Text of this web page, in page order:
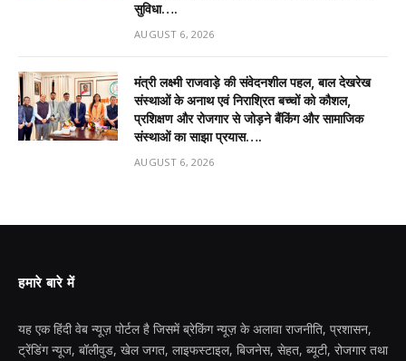
सुविधा….
AUGUST 6, 2026
मंत्री लक्ष्मी राजवाड़े की संवेदनशील पहल, बाल देखरेख
संस्थाओं के अनाथ एवं निराश्रित बच्चों को कौशल,
प्रशिक्षण और रोजगार से जोड़ने बैंकिंग और सामाजिक
संस्थाओं का साझा प्रयास….
AUGUST 6, 2026
हमारे बारे में
यह एक हिंदी वेब न्यूज़ पोर्टल है जिसमें ब्रेकिंग न्यूज़ के अलावा राजनीति, प्रशासन,
ट्रेंडिंग न्यूज, बॉलीवुड, खेल जगत, लाइफस्टाइल, बिजनेस, सेहत, ब्यूटी, रोजगार तथा